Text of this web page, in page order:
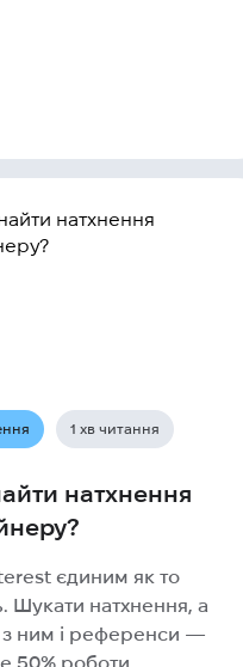
1 хв читання
натхнення
єдиним як то
Шукати натхнення, а
ним і референси —